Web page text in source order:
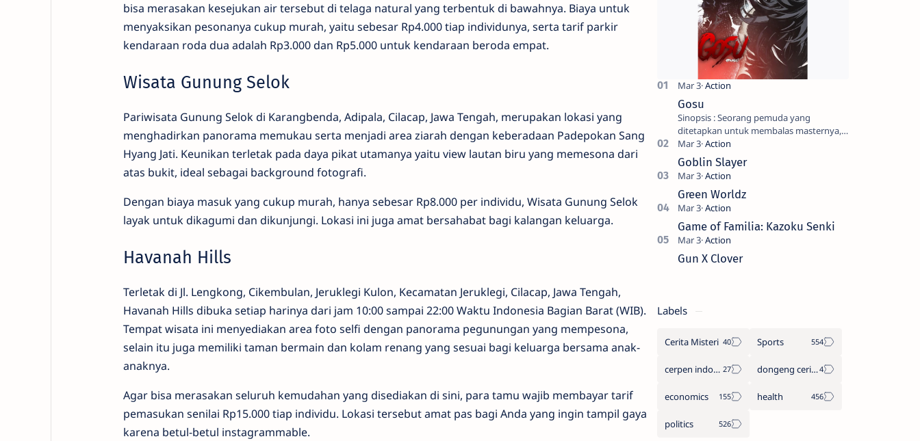
bisa merasakan kesejukan air tersebut di telaga natural yang terbentuk di bawahnya. Biaya untuk
menyaksikan pesonanya cukup murah, yaitu sebesar Rp4.000 tiap individunya, serta tarif parkir
kendaraan roda dua adalah Rp3.000 dan Rp5.000 untuk kendaraan beroda empat.
Wisata Gunung Selok
Pariwisata Gunung Selok di Karangbenda, Adipala, Cilacap, Jawa Tengah, merupakan lokasi yang
menghadirkan panorama memukau serta menjadi area ziarah dengan keberadaan Padepokan Sang
Hyang Jati. Keunikan terletak pada daya pikat utamanya yaitu view lautan biru yang memesona dari
atas bukit, ideal sebagai background fotografi.
Dengan biaya masuk yang cukup murah, hanya sebesar Rp8.000 per individu, Wisata Gunung Selok
layak untuk dikagumi dan dikunjungi. Lokasi ini juga amat bersahabat bagi kalangan keluarga.
Havanah Hills
Terletak di Jl. Lengkong, Cikembulan, Jeruklegi Kulon, Kecamatan Jeruklegi, Cilacap, Jawa Tengah,
Havanah Hills dibuka setiap harinya dari jam 10:00 sampai 22:00 Waktu Indonesia Bagian Barat (WIB).
Tempat wisata ini menyediakan area foto selfi dengan panorama pegunungan yang mempesona,
selain itu juga memiliki taman bermain dan kolam renang yang sesuai bagi keluarga bersama anak-
anaknya.
Agar bisa merasakan seluruh kemudahan yang disediakan di sini, para tamu wajib membayar tarif
pemasukan senilai Rp15.000 tiap individu. Lokasi tersebut amat pas bagi Anda yang ingin tampil gaya
karena betul-betul instagrammable.
Gosu
Sinopsis : Seorang pemuda yang
ditetapkan untuk membalas masternya,
seorang seniman bela diri kuat sekali
yang dikhianati oleh anak buahn…
Goblin Slayer
Green Worldz
Game of Familia: Kazoku Senki
Gun X Clover
Labels
Cerita Misteri Sports
cerpen indonesia dongeng cerita legenda
economics health
politics